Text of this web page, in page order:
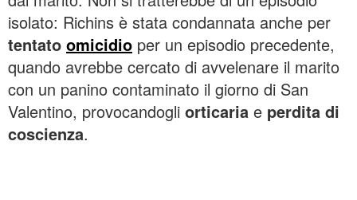
isolato: Richins è stata condannata anche per
tentato omicidio per un episodio precedente,
quando avrebbe cercato di avvelenare il marito
con un panino contaminato il giorno di San
Valentino, provocandogli orticaria e perdita di
coscienza.